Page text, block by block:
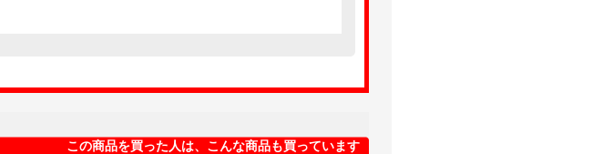
この商品を買った人は、こんな商品も買っています